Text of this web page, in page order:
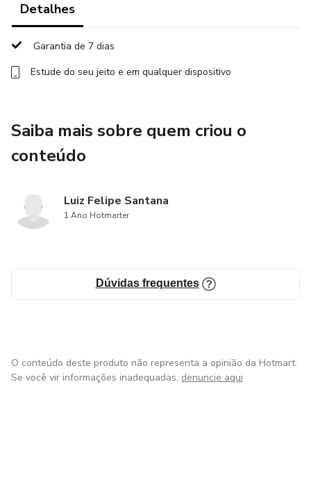
Detalhes
Garantia de 7 dias
Estude do seu jeito e em qualquer dispositivo
Saiba mais sobre quem criou o
conteúdo
Luiz Felipe Santana
1 Ano Hotmarter
Dúvidas frequentes
O conteúdo deste produto não representa a opinião da Hotmart.
Se você vir informações inadequadas, denuncie aqui